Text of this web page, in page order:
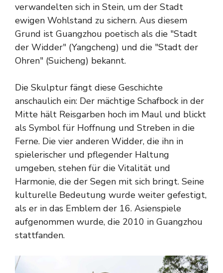
verwandelten sich in Stein, um der Stadt
ewigen Wohlstand zu sichern. Aus diesem
Grund ist Guangzhou poetisch als die "Stadt
der Widder" (Yangcheng) und die "Stadt der
Ohren" (Suicheng) bekannt.
Die Skulptur fängt diese Geschichte
anschaulich ein: Der mächtige Schafbock in der
Mitte hält Reisgarben hoch im Maul und blickt
als Symbol für Hoffnung und Streben in die
Ferne. Die vier anderen Widder, die ihn in
spielerischer und pflegender Haltung
umgeben, stehen für die Vitalität und
Harmonie, die der Segen mit sich bringt. Seine
kulturelle Bedeutung wurde weiter gefestigt,
als er in das Emblem der 16. Asienspiele
aufgenommen wurde, die 2010 in Guangzhou
stattfanden.